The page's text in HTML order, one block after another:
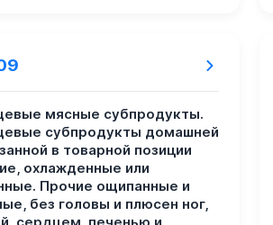
мясные субпродукты.
субпродукты домашней
в товарной позиции
охлажденные или
Прочие ощипанные и
без головы и плюсен ног,